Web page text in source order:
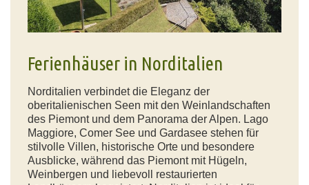
Ferienhäuser in Norditalien
Norditalien verbindet die Eleganz der
oberitalienischen Seen mit den Weinlandschaften
des Piemont und dem Panorama der Alpen. Lago
Maggiore, Comer See und Gardasee stehen für
stilvolle Villen, historische Orte und besondere
Ausblicke, während das Piemont mit Hügeln,
Weinbergen und liebevoll restaurierten